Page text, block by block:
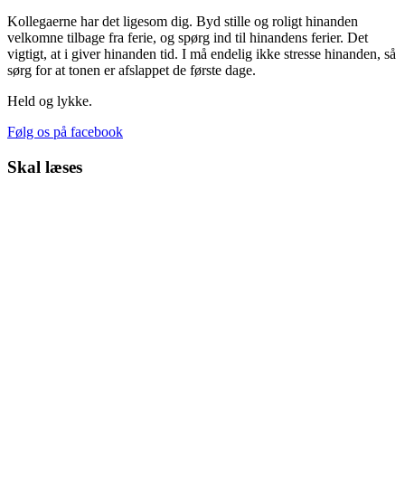
Kollegaerne har det ligesom dig. Byd stille og roligt hinanden
velkomne tilbage fra ferie, og spørg ind til hinandens ferier. Det
vigtigt, at i giver hinanden tid. I må endelig ikke stresse hinanden, så
sørg for at tonen er afslappet de første dage.
Held og lykke.
Følg os på facebook
Skal læses